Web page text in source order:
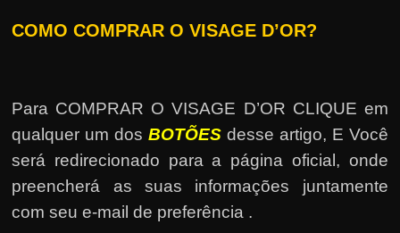
COMO COMPRAR O VISAGE D’OR?
Para COMPRAR O VISAGE D’OR CLIQUE em
qualquer um dosBOTÕES desse artigo, E Você
será redirecionado para a página oficial, onde
preencherá as suas informações juntamente
com seu e-mail de preferência .